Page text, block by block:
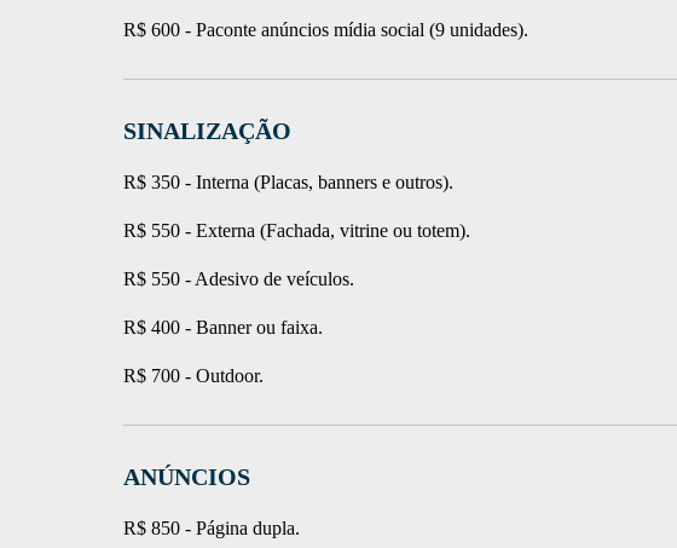
R$ 600 - Paconte anúncios mídia social (9 unidades).
SINALIZAÇÃO
R$ 350 - Interna (Placas, banners e outros).
R$ 550 - Externa (Fachada, vitrine ou totem).
R$ 550 - Adesivo de veículos.
R$ 400 - Banner ou faixa.
R$ 700 - Outdoor.
ANÚNCIOS
R$ 850 - Página dupla.